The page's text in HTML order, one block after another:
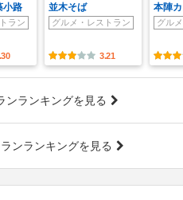
小路
ラン
並木そば
グルメ・レストラン
3.21
本陣
グル
ンランキングを見る
ンランキングを見る